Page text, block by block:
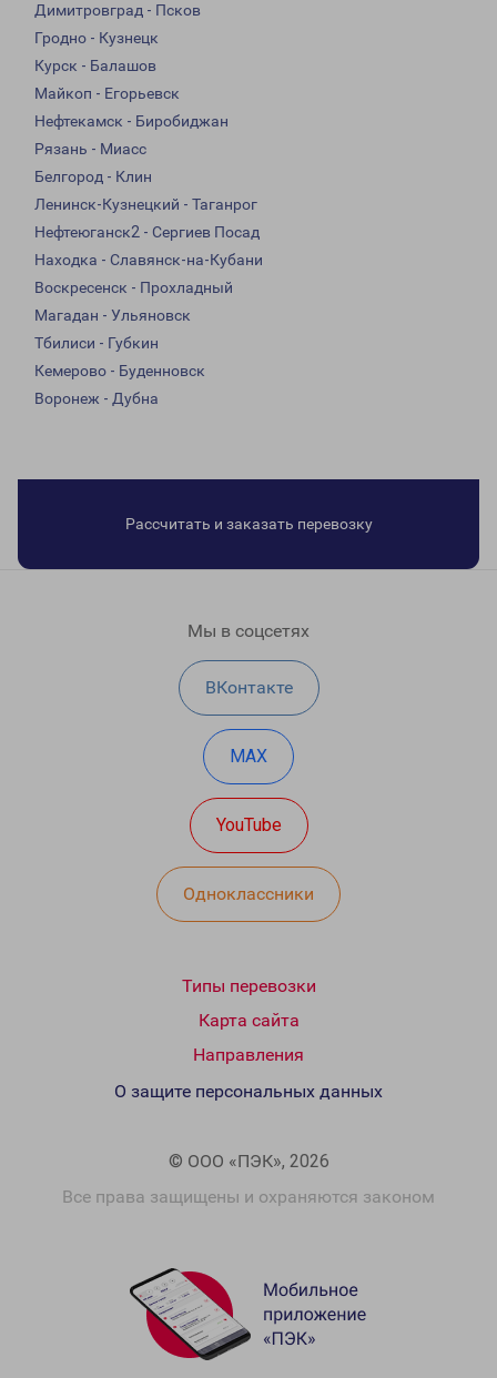
Димитровград - Псков
Гродно - Кузнецк
Курск - Балашов
Майкоп - Егорьевск
Нефтекамск - Биробиджан
Рязань - Миасс
Белгород - Клин
Ленинск-Кузнецкий - Таганрог
Нефтеюганск2 - Сергиев Посад
Находка - Славянск-на-Кубани
Воскресенск - Прохладный
Магадан - Ульяновск
Тбилиси - Губкин
Кемерово - Буденновск
Воронеж - Дубна
Рассчитать и заказать перевозку
Мы в соцсетях
ВКонтакте
MAX
YouTube
Одноклассники
Типы перевозки
Карта сайта
Направления
© ООО «ПЭК», 2026
Все права защищены и охраняются законом
О защите персональных данных